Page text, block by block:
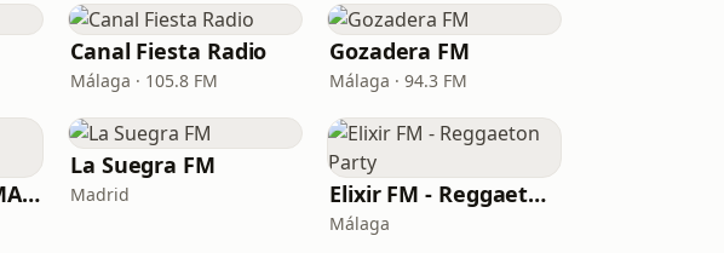
Canal Fiesta Radio
Málaga · 105.8 FM
Gozadera FM
Málaga · 94.3 FM
La Kalle FM 88.8 MADRID
La Suegra FM
Madrid Elixir FM - Reggaeton Party
Málaga